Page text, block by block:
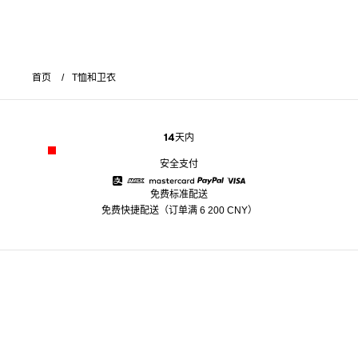
首页 T恤和卫衣
14天内
安全支付
American Express
Mastercard
免费标准配送
免费快捷配送（订单满 6 200 CNY）